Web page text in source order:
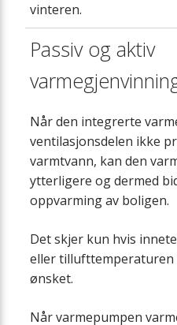
vinteren.
Passiv og aktiv
Når den integrerte
ventilasjonsdelen ikke
varmtvann, kan den
ytterligere og dermed
oppvarming av boligen.
Det skjer kun hvis
eller tillufttemperaturen
ønsket.
Når varmepumpen